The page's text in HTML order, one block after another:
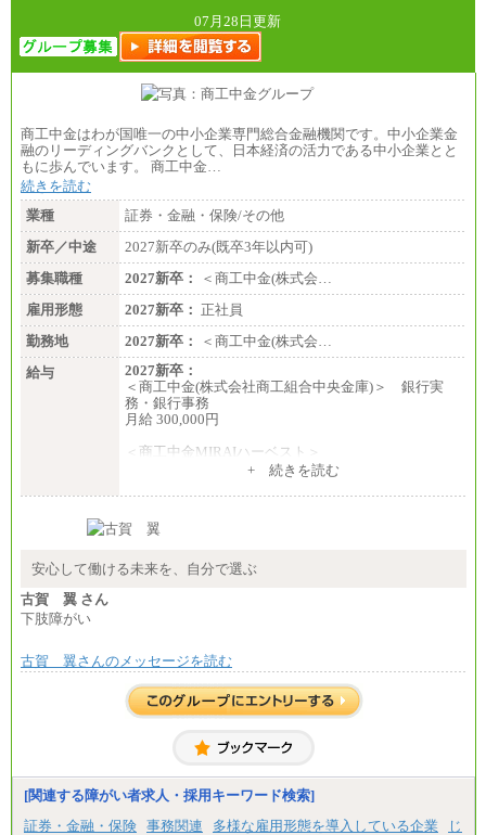
07月28日更新
商工中金はわが国唯一の中小企業専門総合金融機関です。中小企業金
融のリーディングバンクとして、日本経済の活力である中小企業とと
もに歩んでいます。 商工中金…
続きを読む
業種
証券・金融・保険/その他
新卒／中途
2027新卒のみ(既卒3年以内可)
募集職種
2027新卒：
＜商工中金(株式会…
雇用形態
2027新卒： 正社員
勤務地
2027新卒：
＜商工中金(株式会…
給与
2027新卒：
＜商工中金(株式会社商工組合中央金庫)＞ 銀行実
務・銀行事務
月給 300,000円
＜商工中金MIRAIハーベスト＞
+ 続きを読む
安心して働ける未来を、自分で選ぶ
古賀 翼 さん
下肢障がい
古賀 翼さんのメッセージを読む
[関連する障がい者求人・採用キーワード検索]
証券・金融・保険 事務関連 多様な雇用形態を導入している企業
じ